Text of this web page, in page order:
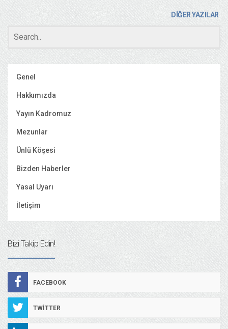
DİĞER YAZILAR
Genel
Hakkımızda
Yayın Kadromuz
Mezunlar
Ünlü Köşesi
Bizden Haberler
Yasal Uyarı
İletişim
Bizi Takip Edin!
FACEBOOK
TWITTER